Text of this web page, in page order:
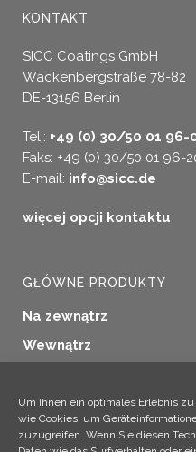
Um Ihnen ein optimales Erlebnis
wie Cookies, um
zuzugreifen. Wenn Sie diesen
KONTAKT
SICC Coatings GmbH
Wackenbergstraße 78-82
DE-13156 Berlin
Tel.: +49 (0) 30/50 01 96-
Faks: +49 (0) 30/50 01 96-
E-mail: info@sicc.de
więcej opcji kontaktu
GŁÓWNE PRODUKTY
Na zewnątrz
Wewnątrz
Konserwacja drewna
Zastosowania